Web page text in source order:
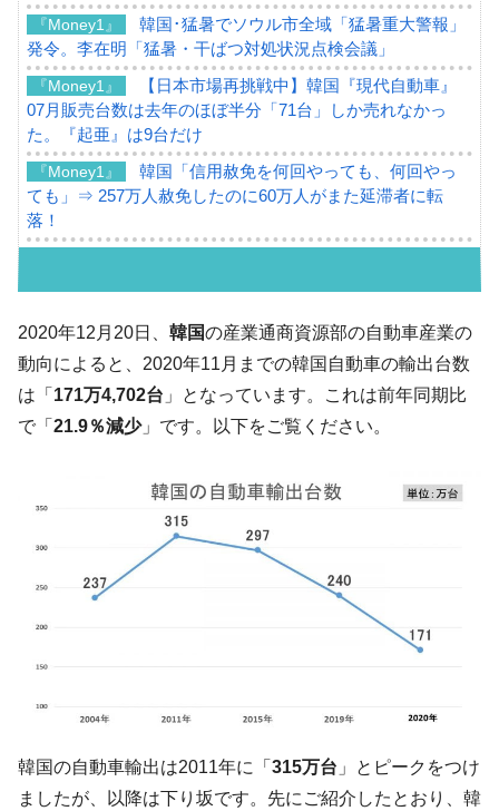
『Money1』
韓国･猛暑でソウル市全域「猛暑重大警報」
発令。李在明「猛暑・干ばつ対処状況点検会議」
『Money1』
【日本市場再挑戦中】韓国『現代自動車』
07月販売台数は去年のほぼ半分「71台」しか売れなかっ
た。『起亜』は9台だけ
『Money1』
韓国「信用赦免を何回やっても、何回やっ
ても」⇒ 257万人赦免したのに60万人がまた延滞者に転
落！
韓国「2026年07月の輸出入」絶好調。半導
体だけで410億ドル、輸出全体の41％もある
や、若者に起業させよう」⇒ どんな雇用対策だソレ。
【韓国の外貨準備】2026年07月は4,279億ド
『Money1』
韓国「ここは北朝鮮なのか。選管がサーバ
ーにウソのデータを入力したのは明白だ」
韓国･李在明さっそく不動産対策で浅薄な発
言。
『Money1』
韓国は「中国と同じく」投資に不適格な国
す」⇒「金を経由するドル入手」手段ではないのか？
ル」まで拡大 ⇒ 海外資金の動きに強く左右される状態
2020年12月20日、 韓国の産業通商資源部の自動車産業の
動向によると、2020年11月までの韓国自動車の輸出台数
は「 171万4,702台 」となっています。これは前年同期比
で「 21.9％減少」です。以下をご覧ください。
韓国の自動車輸出は2011年に「 315万台 」とピークをつけ
ましたが、以降は下り坂です。先にご紹介したとおり、韓